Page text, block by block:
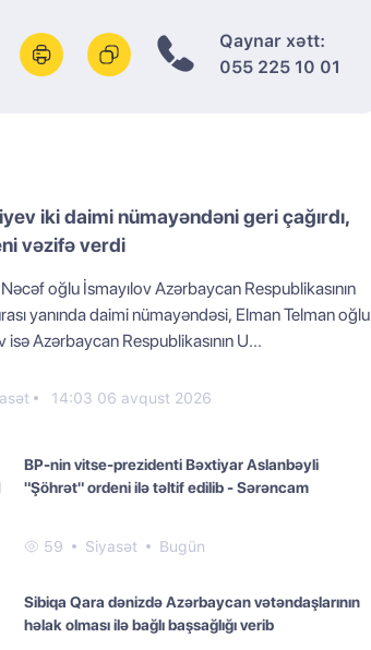
Qaynar xətt:
055 225 10 01
iki daimi nümayəndəni geri çağırdı,
vəzifə verdi
oğlu İsmayılov Azərbaycan Respublikasının
yanında daimi nümayəndəsi, Elman Telman oğlu
isə Azərbaycan Respublikasının U...
14:03 06 avqust 2026
BP-nin vitse-prezidenti Bəxtiyar Aslanbəyli
"Şöhrət" ordeni ilə təltif edilib - Sərəncam
59 Siyasət Bugün
Sibiqa Qara dənizdə Azərbaycan vətəndaşlarının
həlak olması ilə bağlı başsağlığı verib